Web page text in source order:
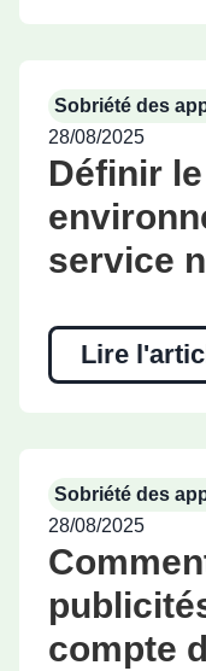
Sobriété des
28/08/2025
Définir
service
Lire
Sobriété des
28/08/2025
compte